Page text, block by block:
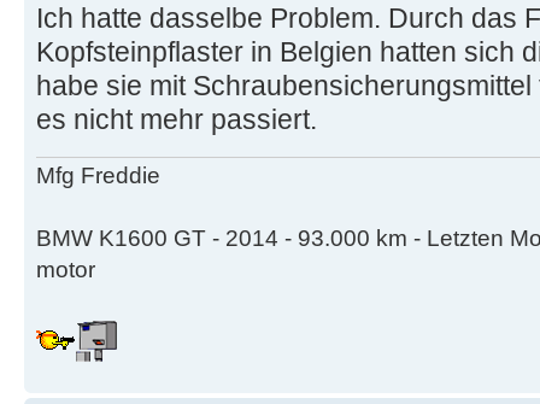
Ich hatte dasselbe Problem. Durch das
Kopfsteinpflaster in Belgien hatten sich
habe sie mit
es nicht mehr passiert.
Mfg Freddie
BMW K1600 GT - 2014 - 93.000 km - Letzten
motor